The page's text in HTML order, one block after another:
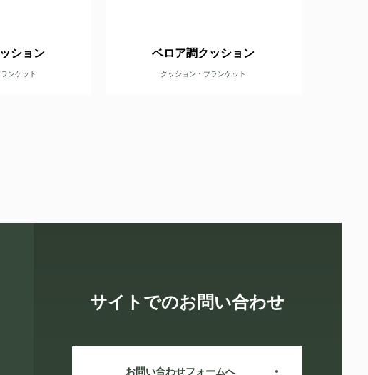
ション
ンケット
ベロア調クッション
クッション・ブランケット
サイトでのお問い合わせ
お問い合わせフォームへ